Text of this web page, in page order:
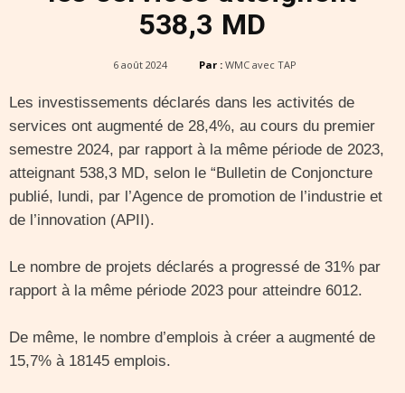
538,3 MD
6 août 2024 Par : WMC avec TAP
Les investissements déclarés dans les activités de
services ont augmenté de 28,4%, au cours du premier
semestre 2024, par rapport à la même période de 2023,
atteignant 538,3 MD, selon le “Bulletin de Conjoncture
publié, lundi, par l’Agence de promotion de l’industrie et
de l’innovation (APII).
Le nombre de projets déclarés a progressé de 31% par
rapport à la même période 2023 pour atteindre 6012.
De même, le nombre d’emplois à créer a augmenté de
15,7% à 18145 emplois.